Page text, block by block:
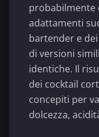
probabilmente
adattamenti
bartender e dei
di versioni
identiche. Il
dei cocktail
concepiti per
dolcezza,